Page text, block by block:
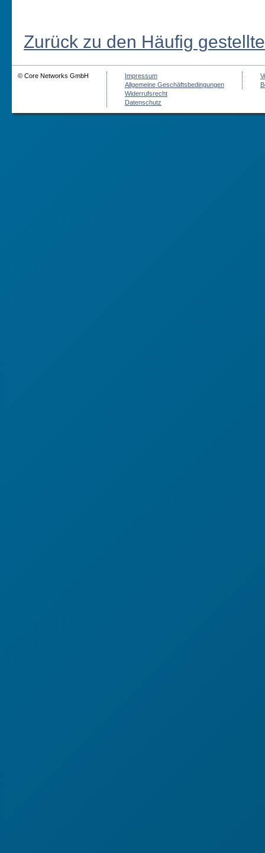
Zurück zu den Häufig
© Core Networks GmbH
Impressum
Allgemeine Geschäftsbedingungen
Widerrufsrecht
Datenschutz